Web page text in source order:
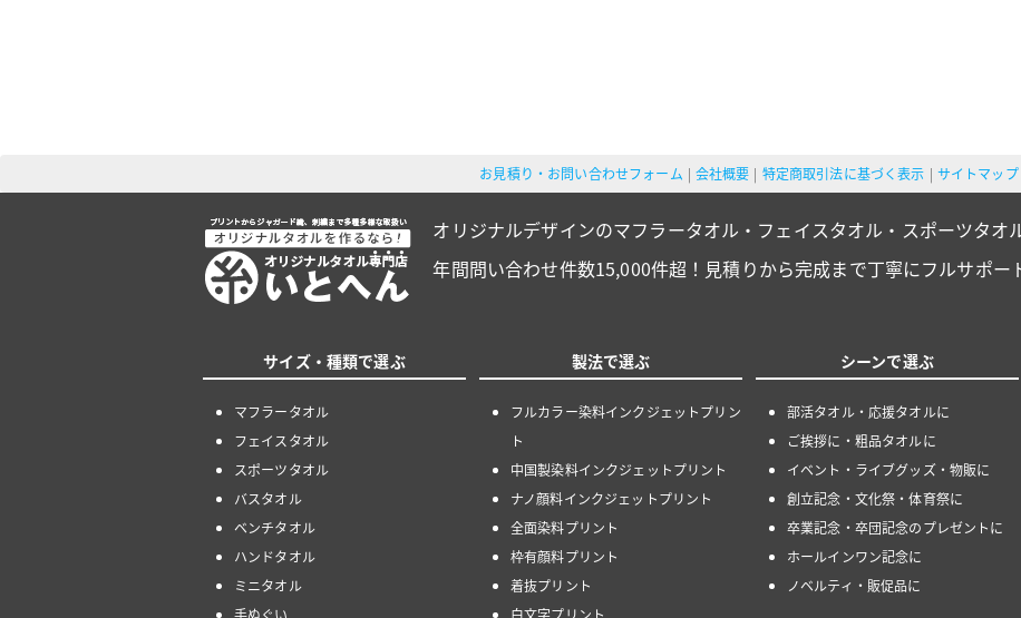
お見積り・お問い合わせフォーム 会社概要 特定商取引法に基づく表示 サイトマップ
オリジナルデザインのマフラータオル・フェイスタオル・スポーツタオ
年間問い合わせ件数15,000件超！見積りから完成まで丁寧にフルサポー
サイズ・種類で選ぶ
マフラータオル
フェイスタオル
スポーツタオル
バスタオル
ベンチタオル
ハンドタオル
ミニタオル
手ぬぐい
製法で選ぶ
フルカラー染料インクジェットプリン
ト
中国製染料インクジェットプリント
ナノ顔料インクジェットプリント
全面染料プリント
枠有顔料プリント
着抜プリント
白文字プリント
シーンで選ぶ
部活タオル・応援タオルに
ご挨拶に・粗品タオルに
イベント・ライブグッズ・物販に
創立記念・文化祭・体育祭に
卒業記念・卒団記念のプレゼントに
ホールインワン記念に
ノベルティ・販促品に